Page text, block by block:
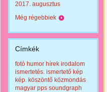
2017. augusztus
Még régebbiek
Címkék
fotó humor hírek irodalom
ismertetés. ismertető kép
kép. köszöntő közmondás
magyar pps soundgraph